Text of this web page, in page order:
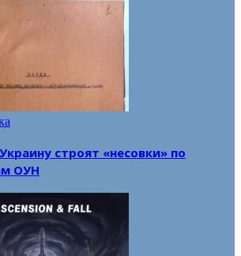
строят «несовки» по
ОУН